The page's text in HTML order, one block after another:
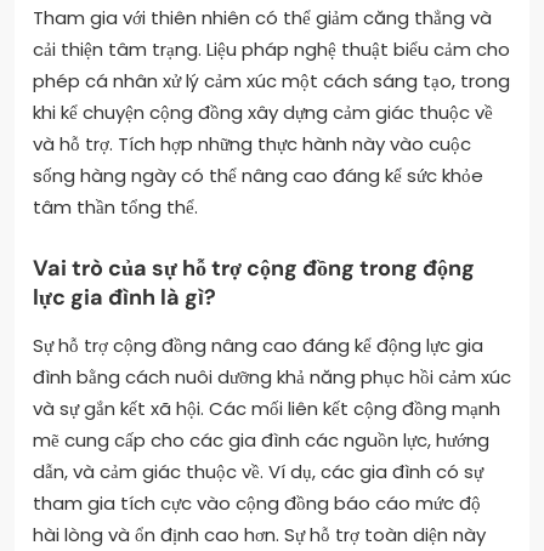
Tham gia với thiên nhiên có thể giảm căng thẳng và
cải thiện tâm trạng. Liệu pháp nghệ thuật biểu cảm cho
phép cá nhân xử lý cảm xúc một cách sáng tạo, trong
khi kể chuyện cộng đồng xây dựng cảm giác thuộc về
và hỗ trợ. Tích hợp những thực hành này vào cuộc
sống hàng ngày có thể nâng cao đáng kể sức khỏe
tâm thần tổng thể.
Vai trò của sự hỗ trợ cộng đồng trong động
lực gia đình là gì?
Sự hỗ trợ cộng đồng nâng cao đáng kể động lực gia
đình bằng cách nuôi dưỡng khả năng phục hồi cảm xúc
và sự gắn kết xã hội. Các mối liên kết cộng đồng mạnh
mẽ cung cấp cho các gia đình các nguồn lực, hướng
dẫn, và cảm giác thuộc về. Ví dụ, các gia đình có sự
tham gia tích cực vào cộng đồng báo cáo mức độ
hài lòng và ổn định cao hơn. Sự hỗ trợ toàn diện này